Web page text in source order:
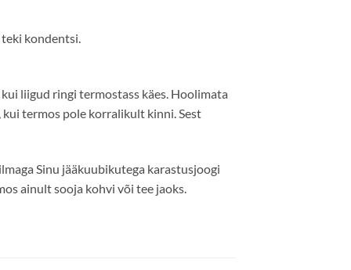
kondentsi.
liigud ringi termostass käes. Hoolimata
termos pole korralikult kinni. Sest
Sinu jääkuubikutega karastusjoogi
ainult sooja kohvi või tee jaoks.